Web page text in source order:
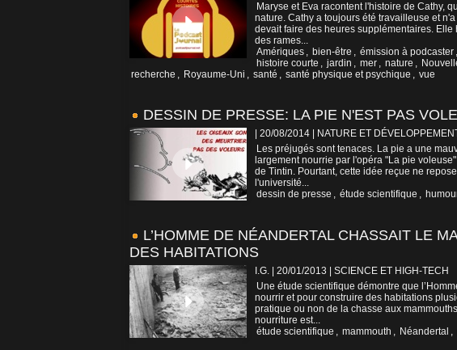
Maryse et Eva racontent l'histoire de Cathy,
nature. Cathy a toujours été travailleuse et
devait faire des heures supplémentaires.
des rames...
Amériques , bien-être , émission à podcaster ,
histoire courte , jardin , mer , nature ,
recherche , Royaume-Uni , santé , santé physique et psychique , vue
DESSIN DE PRESSE: LA PIE N'EST PAS
| 20/08/2014
NATURE ET
Les préjugés sont tenaces. La pie a une
largement nourrie par l'opéra "La pie
de Tintin. Pourtant, cette idée reçue ne
l'université...
dessin de presse , étude scientifique ,
L’HOMME DE NÉANDERTAL CHASSAIT LE
DES HABITATIONS
I.G. | 20/01/2013
SCIENCE ET HIGH-TECH
Une étude scientifique démontre que
nourrir et pour construire des habitations
pratique ou non de la chasse aux
nourriture est...
étude scientifique , mammouth , Néandertal ,